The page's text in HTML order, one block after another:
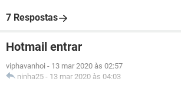
7 Respostas
Hotmail entrar
viphavanhoi - 13 mar 2020 às 02:57
ninha25 - 13 mar 2020 às 04:03